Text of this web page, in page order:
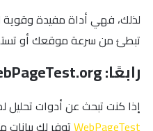
لذلك، فهي أداة مفيدة
تبطئ من سرعة موقعك أو
رابعًا: WebPageTest.org
إذا كنت تبحث عن أدوات تحليل